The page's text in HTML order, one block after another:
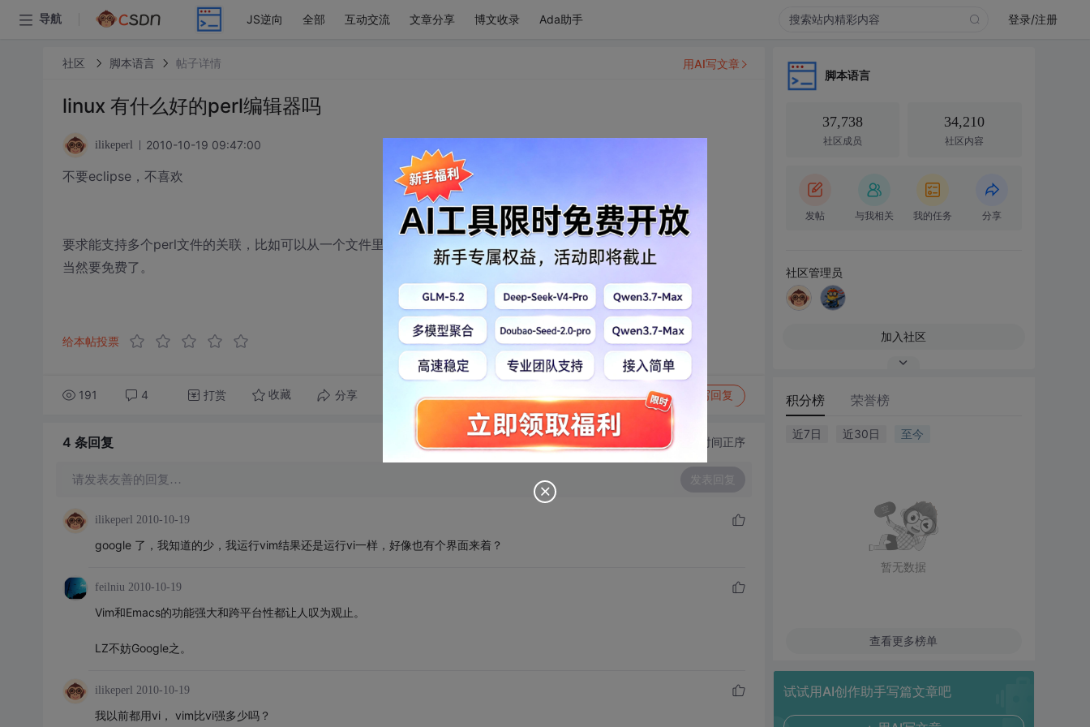
导航 JS逆向 全部 互动交流 文章分享 博文收录 Ada助手 登录/注册
社区 脚本语言 帖子详情
linux 有什么好的perl编辑器吗
ilikeperl 2010-10-19 09:47:00
不要eclipse，不喜欢
要求能支持多个perl文件的关联，比如可以从一个文件里的函数调用自动跳到定义处等。
当然要免费了。
给本帖投票
191 4 打赏 收藏 分享 转发到动态 举报 写回复
用AI写文章
4 条回复 切换为时间正序
请发表友善的回复… 发表回复
ilikeperl 2010-10-19
google 了，我知道的少，我运行vim结果还是运行vi一样，好像也有个界面来着？
feilniu 2010-10-19
Vim和Emacs的功能强大和跨平台性都让人叹为观止。
LZ不妨Google之。
ilikeperl 2010-10-19
我以前都用vi， vim比vi强多少吗？
脚本语言
37,738
社区成员
34,210
社区内容
发帖 与我相关 我的任务 分享
社区管理员
加入社区
积分榜 荣誉榜
近7日 近30日 至今
暂无数据
查看更多榜单
试试用AI创作助手写篇文章吧